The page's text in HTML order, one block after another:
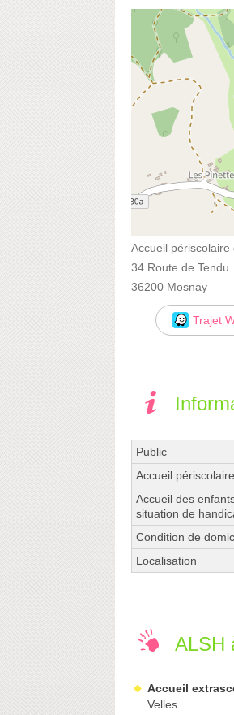
Accueil
34 Route de Tendu
36200 Mosnay
Trajet
Public
Accueil périscolaire
Accueil des
situation de
Condition de
Localisation
ALSH
Accueil
Velles